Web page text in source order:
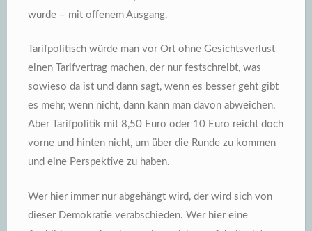
wurde – mit offenem Ausgang.
Tarifpolitisch würde man vor Ort ohne Gesichtsverlust
einen Tarifvertrag machen, der nur festschreibt, was
sowieso da ist und dann sagt, wenn es besser geht gibt
es mehr, wenn nicht, dann kann man davon abweichen.
Aber Tarifpolitik mit 8,50 Euro oder 10 Euro reicht doch
vorne und hinten nicht, um über die Runde zu kommen
und eine Perspektive zu haben.
Wer hier immer nur abgehängt wird, der wird sich von
dieser Demokratie verabschieden. Wer hier eine